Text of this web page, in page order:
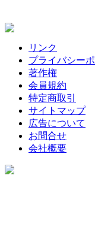
リンク
プライバシー
著作権
会員規約
特定商取引
サイトマップ
広告について
お問合せ
会社概要